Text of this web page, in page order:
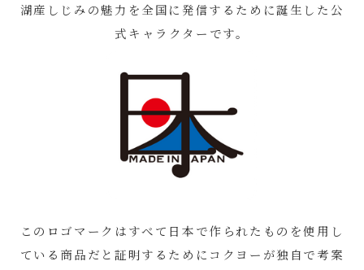
湖産しじみの魅力を全国に発信するために誕生した公
式キャラクターです。
このロゴマークはすべて日本で作られたものを使用し
ている商品だと証明するためにコクヨーが独自で考案